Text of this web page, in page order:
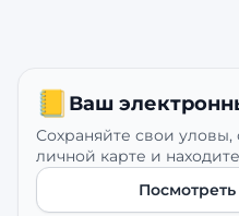
📒 Ваш
Сохраняйте свои уловы,
личной карте и